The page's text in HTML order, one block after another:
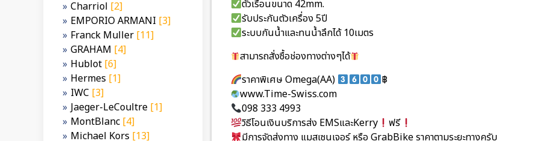
Charriol [2]
EMPORIO ARMANI [3]
Franck Muller [11]
GRAHAM [4]
Hublot [6]
Hermes [1]
IWC [3]
Jaeger-LeCoultre [1]
MontBlanc [4]
Michael Kors [13]
ตัวเรือนขนาด 42mm.
รับประกันตัวเครื่อง 5ปี
ระบบกันน้ำและทนน้ำลึกได้ 10เมตร
สามารถสั่งซื้อช่องทางต่างๆได้
ราคาพิเศษ Omega(AA)
฿
www.Time-Swiss.com
098 333 4993
วิธีโอนเงินบริการส่ง EMSและKerry
ฟรี
มีการจัดส่งทาง แมสเซนเจอร์ หรือ GrabBike ราคาตามระยะทางครับ